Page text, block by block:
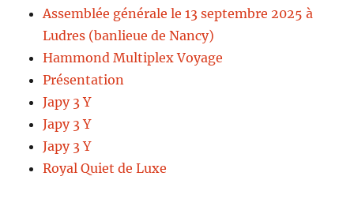
Assemblée générale le 13 septembre 2025 à
Ludres (banlieue de Nancy)
Hammond Multiplex Voyage
Présentation
Japy 3 Y
Japy 3 Y
Japy 3 Y
Royal Quiet de Luxe